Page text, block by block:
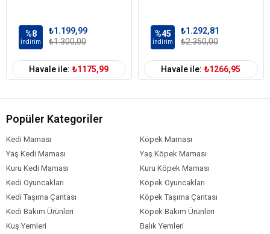
%8
İndirim
₺1.199,99
₺1.300,00
Havale ile: ₺1175,99
%45
İndirim
₺1.292,81
₺2.350,00
Havale ile: ₺1266,95
Popüler Kategoriler
Kedi Maması
Köpek Maması
Yaş Kedi Maması
Yaş Köpek Maması
Kuru Kedi Maması
Kuru Köpek Maması
Kedi Oyuncakları
Köpek Oyuncakları
Kedi Taşıma Çantası
Köpek Taşıma Çantası
Kedi Bakım Ürünleri
Köpek Bakım Ürünleri
Kuş Yemleri
Balık Yemleri